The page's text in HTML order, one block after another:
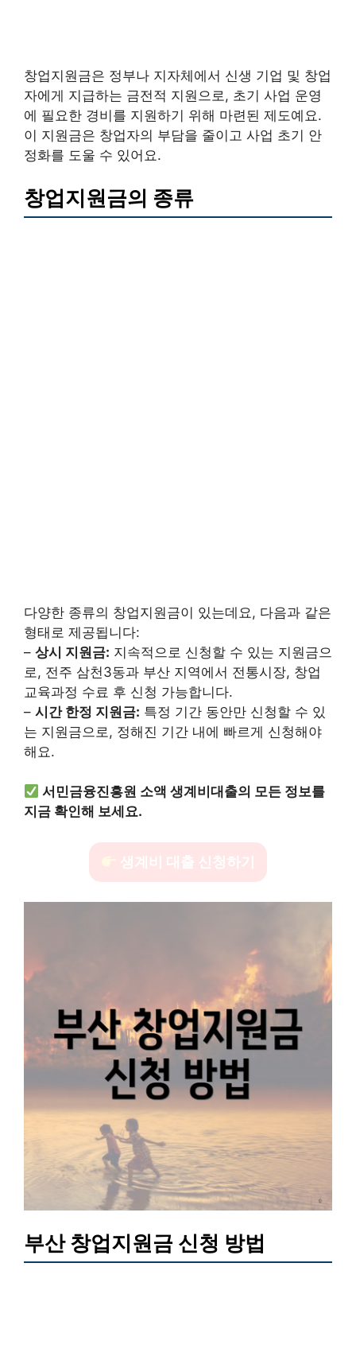
창업지원금은 정부나 지자체에서 신생 기업 및 창업
자에게 지급하는 금전적 지원으로, 초기 사업 운영
에 필요한 경비를 지원하기 위해 마련된 제도예요.
이 지원금은 창업자의 부담을 줄이고 사업 초기 안
정화를 도울 수 있어요.
창업지원금의 종류
다양한 종류의 창업지원금이 있는데요, 다음과 같은
형태로 제공됩니다:
– 상시 지원금: 지속적으로 신청할 수 있는 지원금으
로, 전주 삼천3동과 부산 지역에서 전통시장, 창업
교육과정 수료 후 신청 가능합니다.
– 시간 한정 지원금: 특정 기간 동안만 신청할 수 있
는 지원금으로, 정해진 기간 내에 빠르게 신청해야
해요.
서민금융진흥원 소액 생계비대출의 모든 정보를
지금 확인해 보세요.
생계비 대출 신청하기
부산 창업지원금 신청 방법